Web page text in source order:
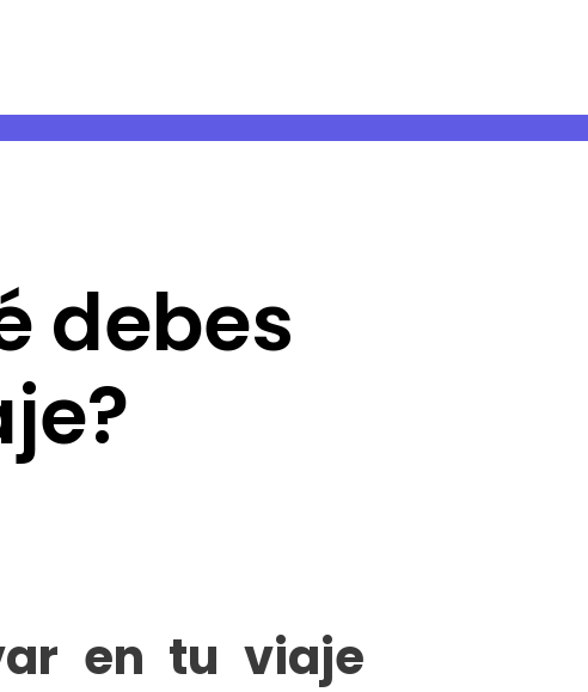
debes
en tu viaje